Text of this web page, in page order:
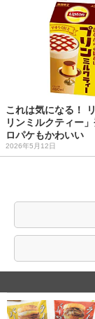
これは気になる！
リンミルクティー
ロパケもかわいい
2026年5月12日